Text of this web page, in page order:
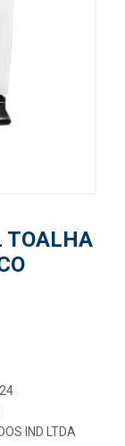
TOALHA
IND LTDA